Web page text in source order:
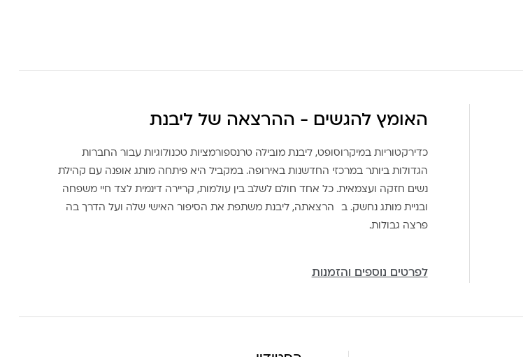
האומץ להגשים - ההרצאה של ליבנת
כדירקטוריות במיקרוסופט, ליבנת מובילה טרנספורמציות טכנולוגיות עבור החברות
הגדולות ביותר במרכזי החדשנות באירופה. במקביל היא פיתחה מותג אופנה עם קהילת
נשים חזקה ועצמאית. כל אחד חולם לשלב בין עולמות, קריירה דינמית לצד חיי משפחה
ובניית מותג נחשק. ב הרצאתה, ליבנת משתפת את הסיפור האישי שלה ועל הדרך בה
פרצה גבולות.
לפרטים נוספים והזמנות